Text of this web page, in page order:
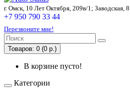
г. Омск, 10 Лет Октября, 209в/1; Заводская,
+7 950 790 33 44
Перезвоните мне!
Товаров: 0 (0 р.)
В корзине пусто!
Категории